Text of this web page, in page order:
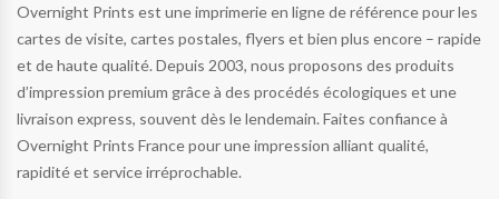
Overnight Prints est une imprimerie en ligne de référence pour les
cartes de visite, cartes postales, flyers et bien plus encore – rapide
et de haute qualité. Depuis 2003, nous proposons des produits
d’impression premium grâce à des procédés écologiques et une
livraison express, souvent dès le lendemain. Faites confiance à
Overnight Prints France pour une impression alliant qualité,
rapidité et service irréprochable.